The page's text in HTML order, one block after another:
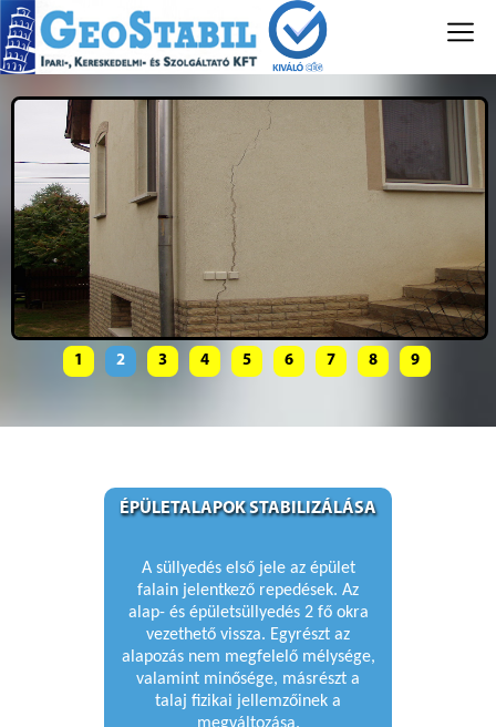
1 2 3 4 5 6 7 8 9
ÉPÜLETALAPOK STABILIZÁLÁSA
A süllyedés első jele az épület
falain jelentkező repedések. Az
alap- és épületsüllyedés 2 fő okra
vezethető vissza. Egyrészt az
alapozás nem megfelelő mélysége,
valamint minősége, másrészt a
talaj fizikai jellemzőinek a
megváltozása.